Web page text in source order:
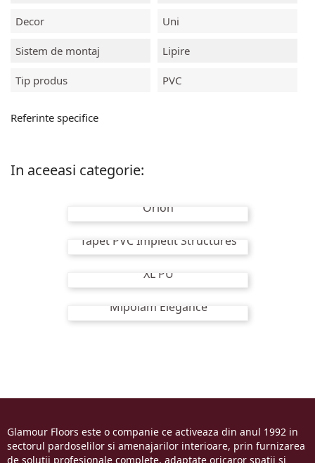
Decor Uni
Sistem de montaj Lipire
Tip produs PVC
Referinte specifice
In aceeasi categorie:
Orion
Tapet PVC Impletit Structures
XL PU
Mipolam Elegance
Glamour Floors este o companie ce activeaza din anul 1992 in
sectorul pardoselilor si amenajarilor interioare, prin furnizarea
de solutii profesionale complete, adaptate oricaror spatii si